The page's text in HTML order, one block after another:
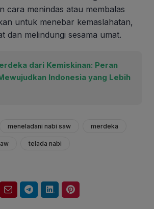
cara menindas atau membalas
untuk menebar kemaslahatan,
dan melindungi sesama umat.
dari Kemiskinan: Peran
Indonesia yang Lebih
meneladani nabi saw merdeka
telada nabi